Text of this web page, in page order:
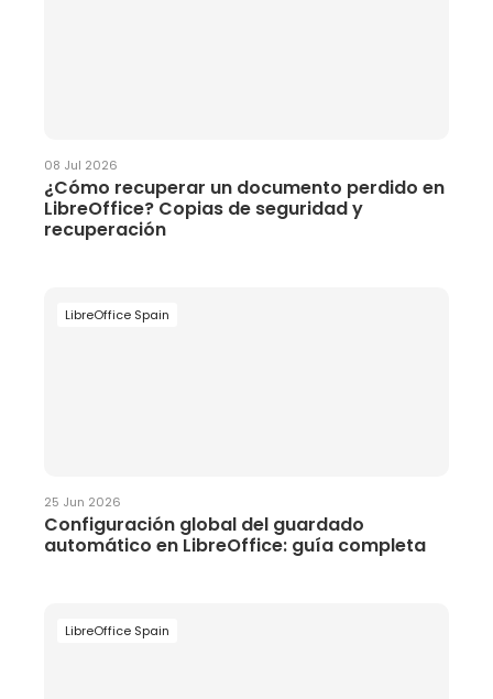
08 Jul 2026
¿Cómo recuperar un documento perdido en
LibreOffice? Copias de seguridad y
recuperación
LibreOffice Spain
25 Jun 2026
Configuración global del guardado
automático en LibreOffice: guía completa
LibreOffice Spain